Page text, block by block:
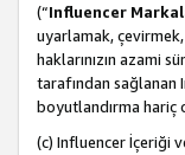
(“Influencer
uyarlamak,
haklarınızın azami
tarafından sağlanan
boyutlandırma hariç
(c) Influencer İçeriği